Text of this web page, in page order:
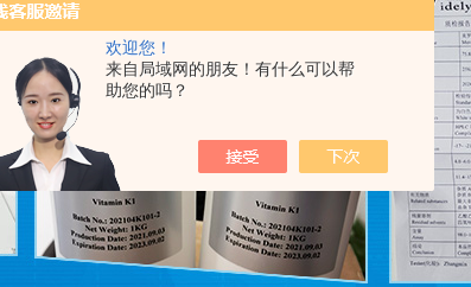
欢迎您！
来自局域网的朋友！有什么可以帮
助您的吗？